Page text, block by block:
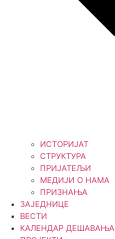
ИСТОРИЈАТ
СТРУКТУРА
ПРИЈАТЕЉИ
МЕДИЈИ О НАМА
ПРИЗНАЊА
ЗАЈЕДНИЦЕ
ВЕСТИ
КАЛЕНДАР ДЕШАВАЊА